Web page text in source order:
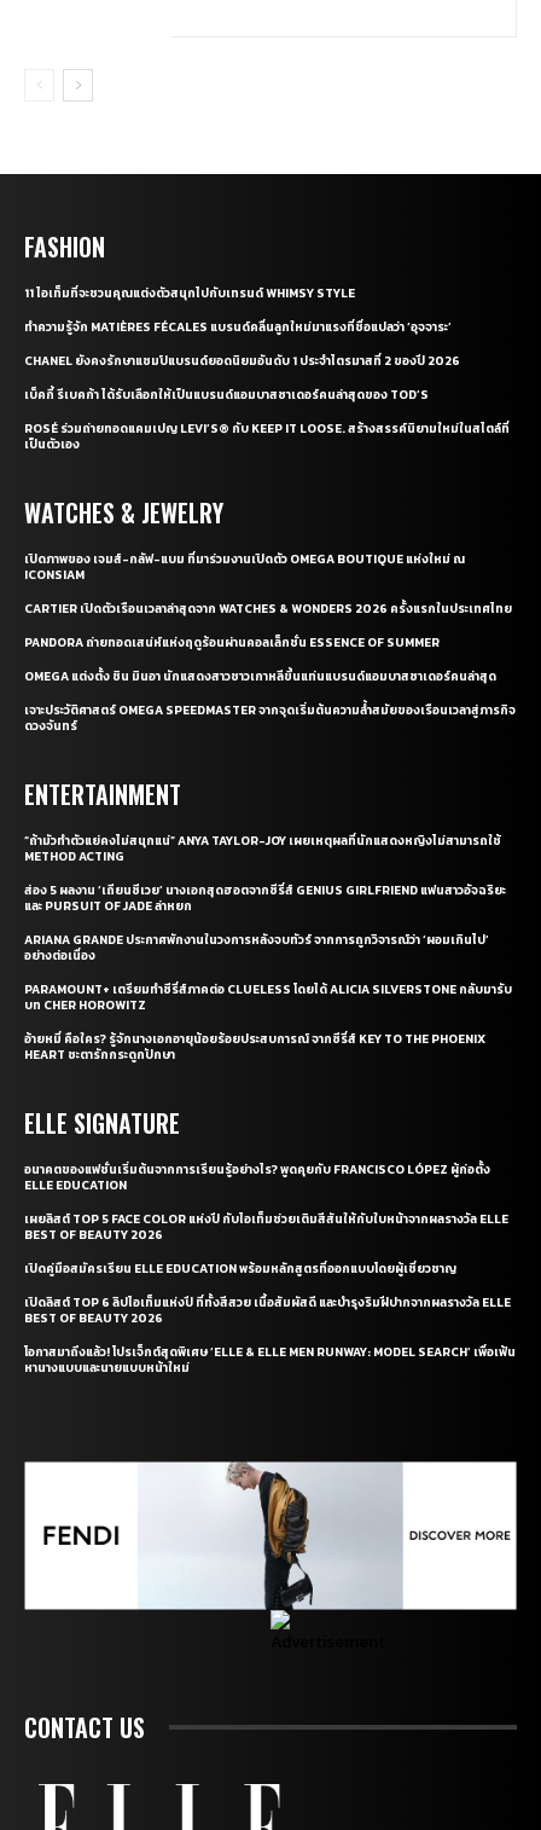
FASHION
11 ไอเท็มที่จะชวนคุณแต่งตัวสนุกไปกับเทรนด์ WHIMSY STYLE
ทำความรู้จัก MATIÈRES FÉCALES แบรนด์คลื่นลูกใหม่มาแรงที่ชื่อแปลว่า ‘อุจจาระ’
CHANEL ยังคงรักษาแชมป์แบรนด์ยอดนิยมอันดับ 1 ประจำไตรมาสที่ 2 ของปี 2026
เบ็คกี้ รีเบคก้า ได้รับเลือกให้เป็นแบรนด์แอมบาสซาเดอร์คนล่าสุดของ TOD’S
ROSÉ ร่วมถ่ายทอดแคมเปญ LEVI’S® กับ KEEP IT LOOSE. สร้างสรรค์นิยามใหม่ในสไตล์ที่
เป็นตัวเอง
WATCHES & JEWELRY
เปิดภาพของ เจมส์-กลัฟ-แบม ที่มาร่วมงานเปิดตัว OMEGA BOUTIQUE แห่งใหม่ ณ
ICONSIAM
CARTIER เปิดตัวเรือนเวลาล่าสุดจาก WATCHES & WONDERS 2026 ครั้งแรกในประเทศไทย
PANDORA ถ่ายทอดเสน่ห์แห่งฤดูร้อนผ่านคอลเล็กชั่น ESSENCE OF SUMMER
OMEGA แต่งตั้ง ชิน มินอา นักแสดงสาวชาวเกาหลีขึ้นแท่นแบรนด์แอมบาสซาเดอร์คนล่าสุด
เจาะประวัติศาสตร์ OMEGA SPEEDMASTER จากจุดเริ่มต้นความล้ำสมัยของเรือนเวลาสู่ภารกิจ
ดวงจันทร์
ENTERTAINMENT
“ถ้ามัวทำตัวแย่คงไม่สนุกแน่” ANYA TAYLOR-JOY เผยเหตุผลที่นักแสดงหญิงไม่สามารถใช้
METHOD ACTING
ส่อง 5 ผลงาน ‘เถียนซีเวย’ นางเอกสุดฮอตจากซีรี่ส์ GENIUS GIRLFRIEND แฟนสาวอัจฉริยะ
และ PURSUIT OF JADE ล่าหยก
ARIANA GRANDE ประกาศพักงานในวงการหลังจบทัวร์ จากการถูกวิจารณ์ว่า ‘ผอมเกินไป’
อย่างต่อเนื่อง
PARAMOUNT+ เตรียมทำซีรี่ส์ภาคต่อ CLUELESS โดยได้ ALICIA SILVERSTONE กลับมารับ
บท CHER HOROWITZ
อ้ายหมี่ คือใคร? รู้จักนางเอกอายุน้อยร้อยประสบการณ์ จากซีรี่ส์ KEY TO THE PHOENIX
HEART ชะตารักกระดูกปักษา
ELLE SIGNATURE
อนาคตของแฟชั่นเริ่มต้นจากการเรียนรู้อย่างไร? พูดคุยกับ FRANCISCO LÓPEZ ผู้ก่อตั้ง
ELLE EDUCATION
เผยลิสต์ TOP 5 FACE COLOR แห่งปี กับไอเท็มช่วยเติมสีสันให้กับใบหน้าจากผลรางวัล ELLE
BEST OF BEAUTY 2026
เปิดคู่มือสมัครเรียน ELLE EDUCATION พร้อมหลักสูตรที่ออกแบบโดยผู้เชี่ยวชาญ
เปิดลิสต์ TOP 6 ลิปไอเท็มแห่งปี ที่ทั้งสีสวย เนื้อสัมผัสดี และบำรุงริมฝีปากจากผลรางวัล ELLE
BEST OF BEAUTY 2026
โอกาสมาถึงแล้ว! โปรเจ็กต์สุดพิเศษ ‘ELLE & ELLE MEN RUNWAY: MODEL SEARCH’ เพื่อเฟ้น
หานางแบบและนายแบบหน้าใหม่
CONTACT US